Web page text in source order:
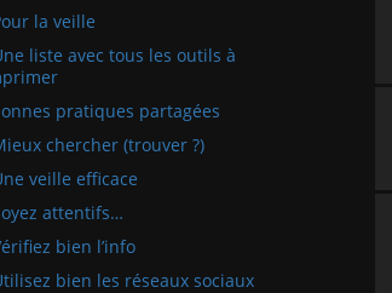
la veille
liste avec tous les outils à
pratiques partagées
chercher (trouver ?)
veille efficace
attentifs…
bien l’info
bien les réseaux sociaux